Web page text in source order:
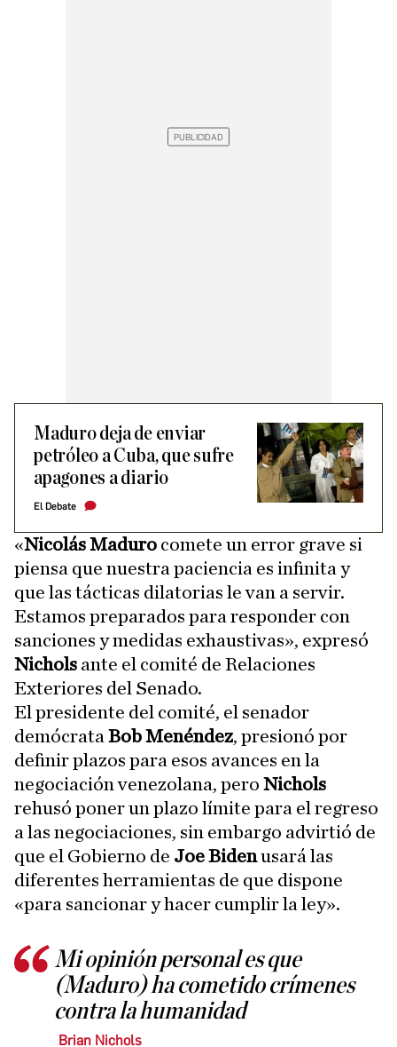
Maduro deja de enviar
petróleo a Cuba, que sufre
apagones a diario
El Debate
«Nicolás Maduro comete un error grave si
piensa que nuestra paciencia es infinita y
que las tácticas dilatorias le van a servir.
Estamos preparados para responder con
sanciones y medidas exhaustivas», expresó
Nichols ante el comité de Relaciones
Exteriores del Senado.
El presidente del comité, el senador
demócrata Bob Menéndez, presionó por
definir plazos para esos avances en la
negociación venezolana, pero Nichols
rehusó poner un plazo límite para el regreso
a las negociaciones, sin embargo advirtió de
que el Gobierno de Joe Bidenusará las
diferentes herramientas de que dispone
«para sancionar y hacer cumplir la ley».
Mi opinión personal es que
(Maduro) ha cometido crímenes
contra la humanidad
Brian Nichols